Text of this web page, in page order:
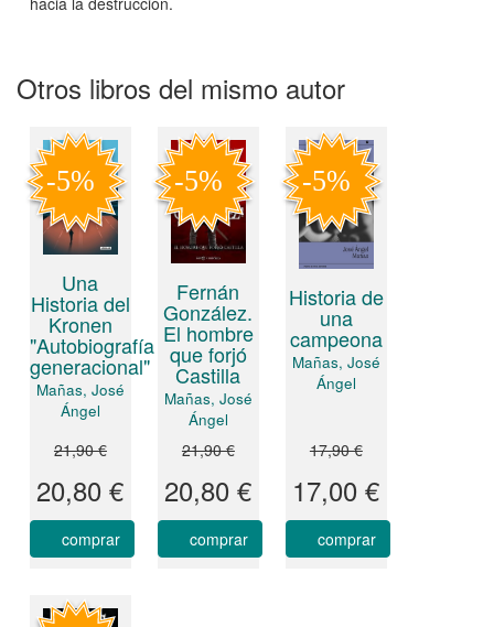
Otros libros del mismo autor
Una
Historia del
Kronen
"Autobiografía
generacional"
Mañas, José
Ángel
21,90 €
20,80 €
comprar
Fernán
González.
El hombre
que forjó
Castilla
Mañas, José
Ángel
21,90 €
20,80 €
comprar
Historia de
una
campeona
Mañas, José
Ángel
17,90 €
17,00 €
comprar